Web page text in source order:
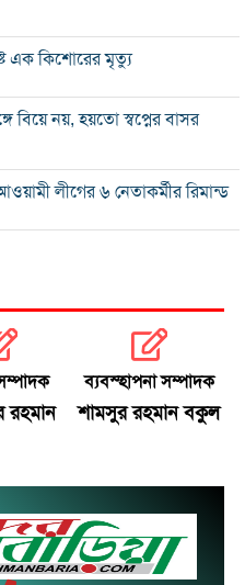
এক কিশোরের মৃত্যু
বিয়ে নয়, হয়তো স্বপ্নের বাসর
লীগের ৬ নেতাকর্মীর রিমান্ড
শিল্প, ঋণের সুদ মওকুফ চায়
দলীয় পদ স্থগিত
উপহার দিলেন প্রধানমন্ত্রী
সম্পাদক
রহমান
ব্যবস্হাপনা সম্পাদক
শামসুর রহমান বকুল